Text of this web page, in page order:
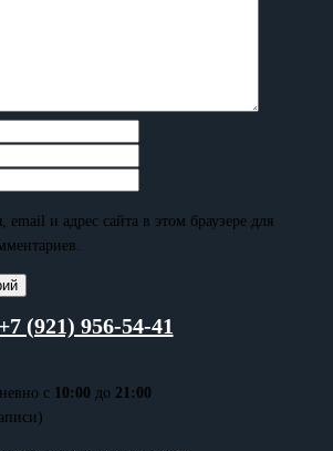
и адрес сайта в этом браузере для
+7 (921) 956-54-41
с 10:00 до 21:00